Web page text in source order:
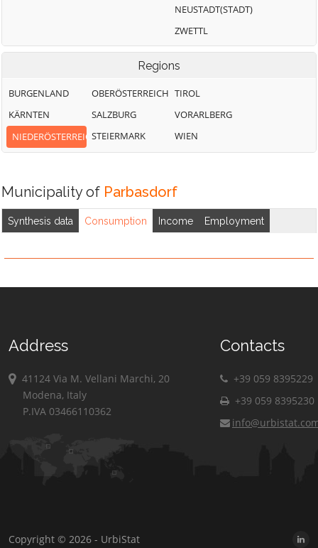
NEUSTADT(STADT)
ZWETTL
Regions
BURGENLAND
KÄRNTEN
NIEDERÖSTERREICH
OBERÖSTERREICH
SALZBURG
STEIERMARK
TIROL
VORARLBERG
WIEN
Municipality of Parbasdorf
Synthesis data Consumption Income Employment
Address
41124 Via M. Vellani Marchi, 20
Modena, Italy
P.IVA 03466110362
Contacts
+39 059 8395229
+39 059 8395230
Copyright © 2026 - UrbiStat